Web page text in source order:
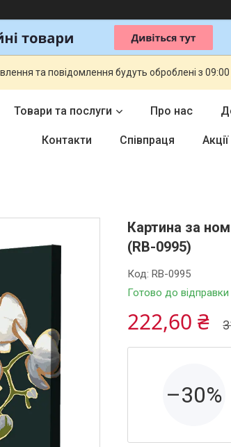
та повідомлення будуть оброблені з
Товари та послуги Про нас
Контакти Співпраця Акції
Картина за
(RB-0995)
Готово до відправки
Код:RB-0995
222,60 ₴
–30%